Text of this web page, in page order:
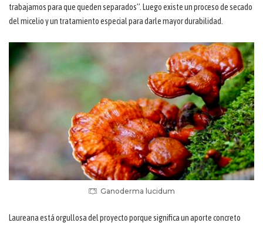
trabajamos para que queden separados”. Luego existe un proceso de secado
del micelio y un tratamiento especial para darle mayor durabilidad.
Ganoderma lucidum
Laureana está orgullosa del proyecto porque significa un aporte concreto